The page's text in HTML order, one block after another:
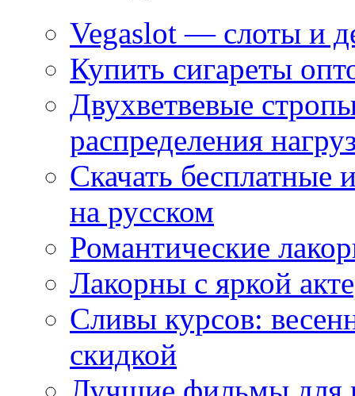
Vegaslot — слоты и
Купить сигареты
Двухветвевые
распределения
Скачать
на русском
Романтические
Лакорны с яркой
Сливы курсов:
скидкой